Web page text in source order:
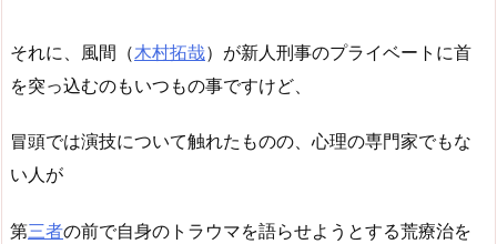
それに、風間（木村拓哉）が新人刑事のプライベートに首
を突っ込むのもいつもの事ですけど、
冒頭では演技について触れたものの、心理の専門家でもな
い人が
第三者の前で自身のトラウマを語らせようとする荒療治を